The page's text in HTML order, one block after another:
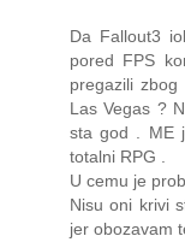
Da Fallout3
pored FPS
pregazili
Las Vegas ?
sta god . ME
totalni RPG .
U cemu je
Nisu oni krivi
jer obozavam